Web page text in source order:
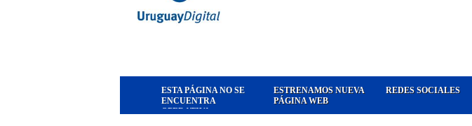
ESTA PÁGINA NO SE
ENCUENTRA
OPERATIVA
ESTRENAMOS NUEVA
PÁGINA WEB
REDES SOCIALES